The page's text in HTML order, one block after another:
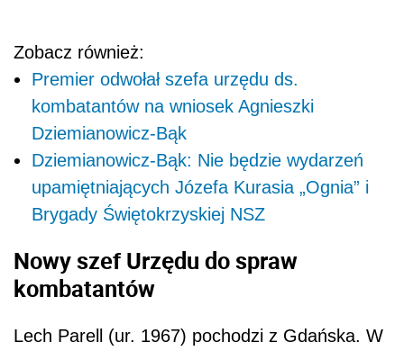
Zobacz również:
Premier odwołał szefa urzędu ds.
kombatantów na wniosek Agnieszki
Dziemianowicz-Bąk
Dziemianowicz-Bąk: Nie będzie wydarzeń
upamiętniających Józefa Kurasia „Ognia” i
Brygady Świętokrzyskiej NSZ
Nowy szef Urzędu do spraw
kombatantów
Lech Parell (ur. 1967) pochodzi z Gdańska. W